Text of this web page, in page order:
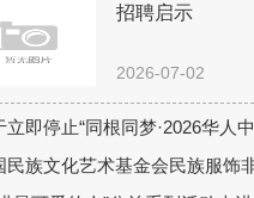
招聘启示
2026-07-02